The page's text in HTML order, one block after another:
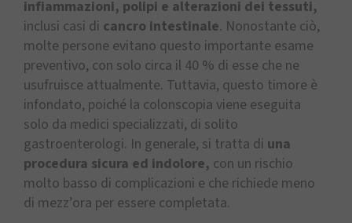
infiammazioni, polipi e alterazioni dei tessuti,
inclusi casi di cancro intestinale. Nonostante ciò,
molte persone evitano questo importante esame
preventivo, con solo circa il 40 % di esse che ne
usufruisce attualmente. Tuttavia, questo timore è
infondato, poiché la colonscopia viene eseguita
solo da medici specializzati, di solito
gastroenterologi. In generale, si tratta di una
procedura sicura ed indolore, con un rischio
molto basso di complicazioni e che richiede meno
di mezz’ora per essere completata.